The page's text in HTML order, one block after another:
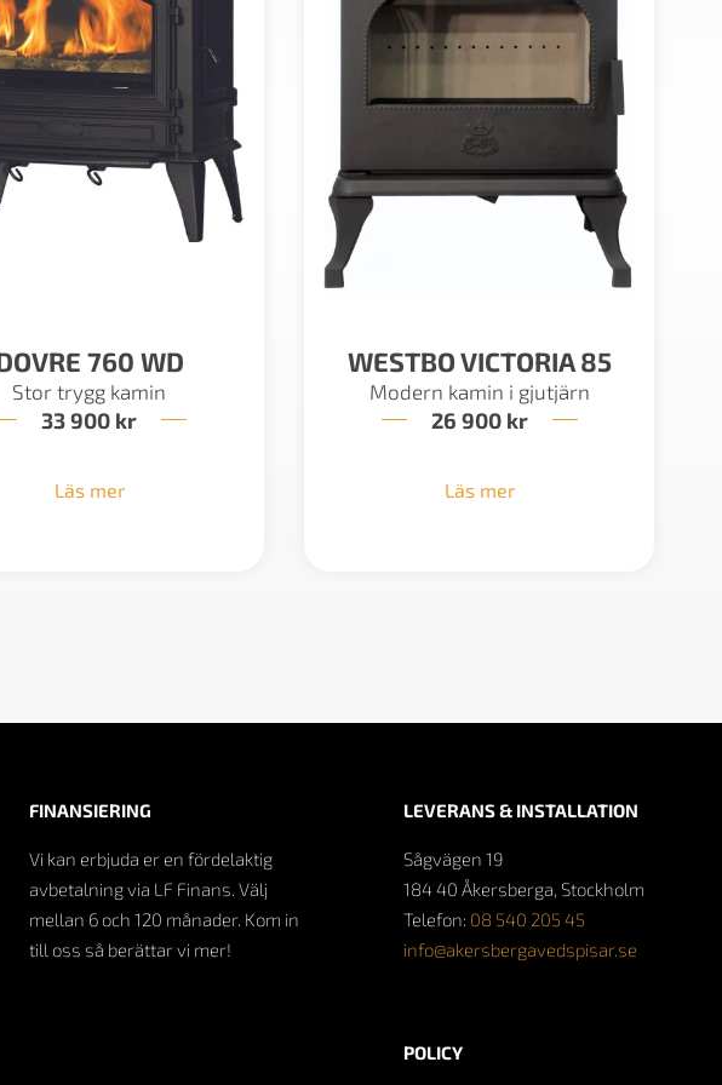
760 WD
Stor trygg kamin
33 900 kr
Läs mer
WESTBO VICTORIA 85
Modern kamin i gjutjärn
26 900 kr
Läs mer
FINANSIERING
Vi kan erbjuda er en fördelaktig
avbetalning via LF Finans. Välj
mellan 6 och 120 månader. Kom in
till oss så berättar vi mer!
LEVERANS & INSTALLATION
Sågvägen 19
184 40 Åkersberga, Stockholm
Telefon: 08 540 205 45
info@akersbergavedspisar.se
POLICY